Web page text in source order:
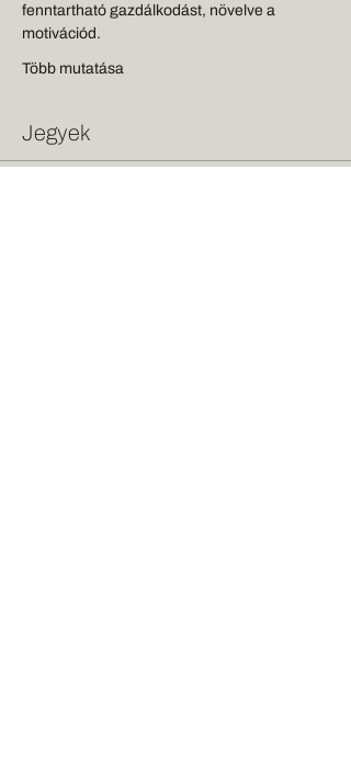
fenntartható gazdálkodást, növelve a
motivációd.
Több mutatása
Jegyek